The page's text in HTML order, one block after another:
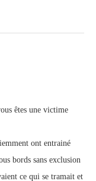
êtes une victime
ont entrainé
bords sans exclusion
ce qui se tramait et